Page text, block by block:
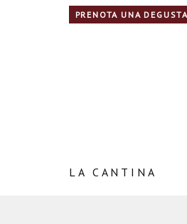
PRENOTA UNA
LA CANTINA